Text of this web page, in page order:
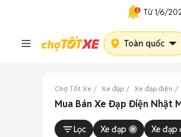
Từ 1/6/
Toàn quốc
Chợ Tốt Xe Xe đạp Xe đạp điện
Mua Bán Xe Đạp Điện Nhật
Lọc Xe đạp Xe đạp